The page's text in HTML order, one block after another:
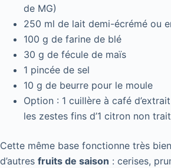
de MG)
250 ml de lait demi-écrémé ou
100 g de farine de blé
30 g de fécule de maïs
1 pincée de sel
10 g de beurre pour le moule
Option : 1 cuillère à café
les zestes fins d’1 citron non
Cette même base fonctionne très
d’autres fruits de saison : cerises,